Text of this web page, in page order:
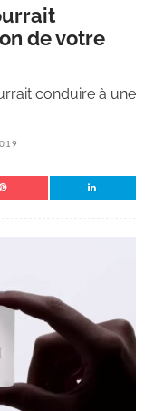
de votre
conduire à une